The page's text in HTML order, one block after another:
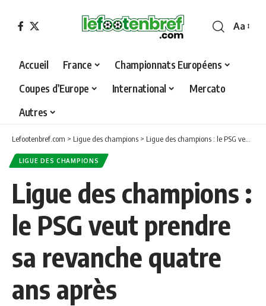
Font
Aa
Accueil France
Championnats Européens
Coupes d’Europe
International
Mercato
Autres
Lefootenbref.com > Ligue des champions > Ligue des champions : le PSG veut prendre sa revanche quatre ans après
LIGUE DES CHAMPIONS
Ligue des champions :
le PSG veut prendre
sa revanche quatre
ans après